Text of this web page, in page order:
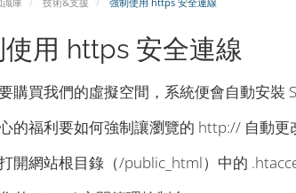
用 https 安全連線
購買我們的虛擬空間，系統便會自動安裝
的福利要如何強制讓瀏覽的 http:// 自動更
開網站根目錄（/public_html）中的